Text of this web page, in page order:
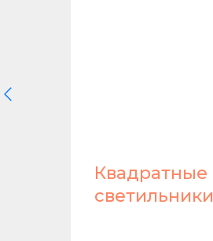
Квадратные
светильники